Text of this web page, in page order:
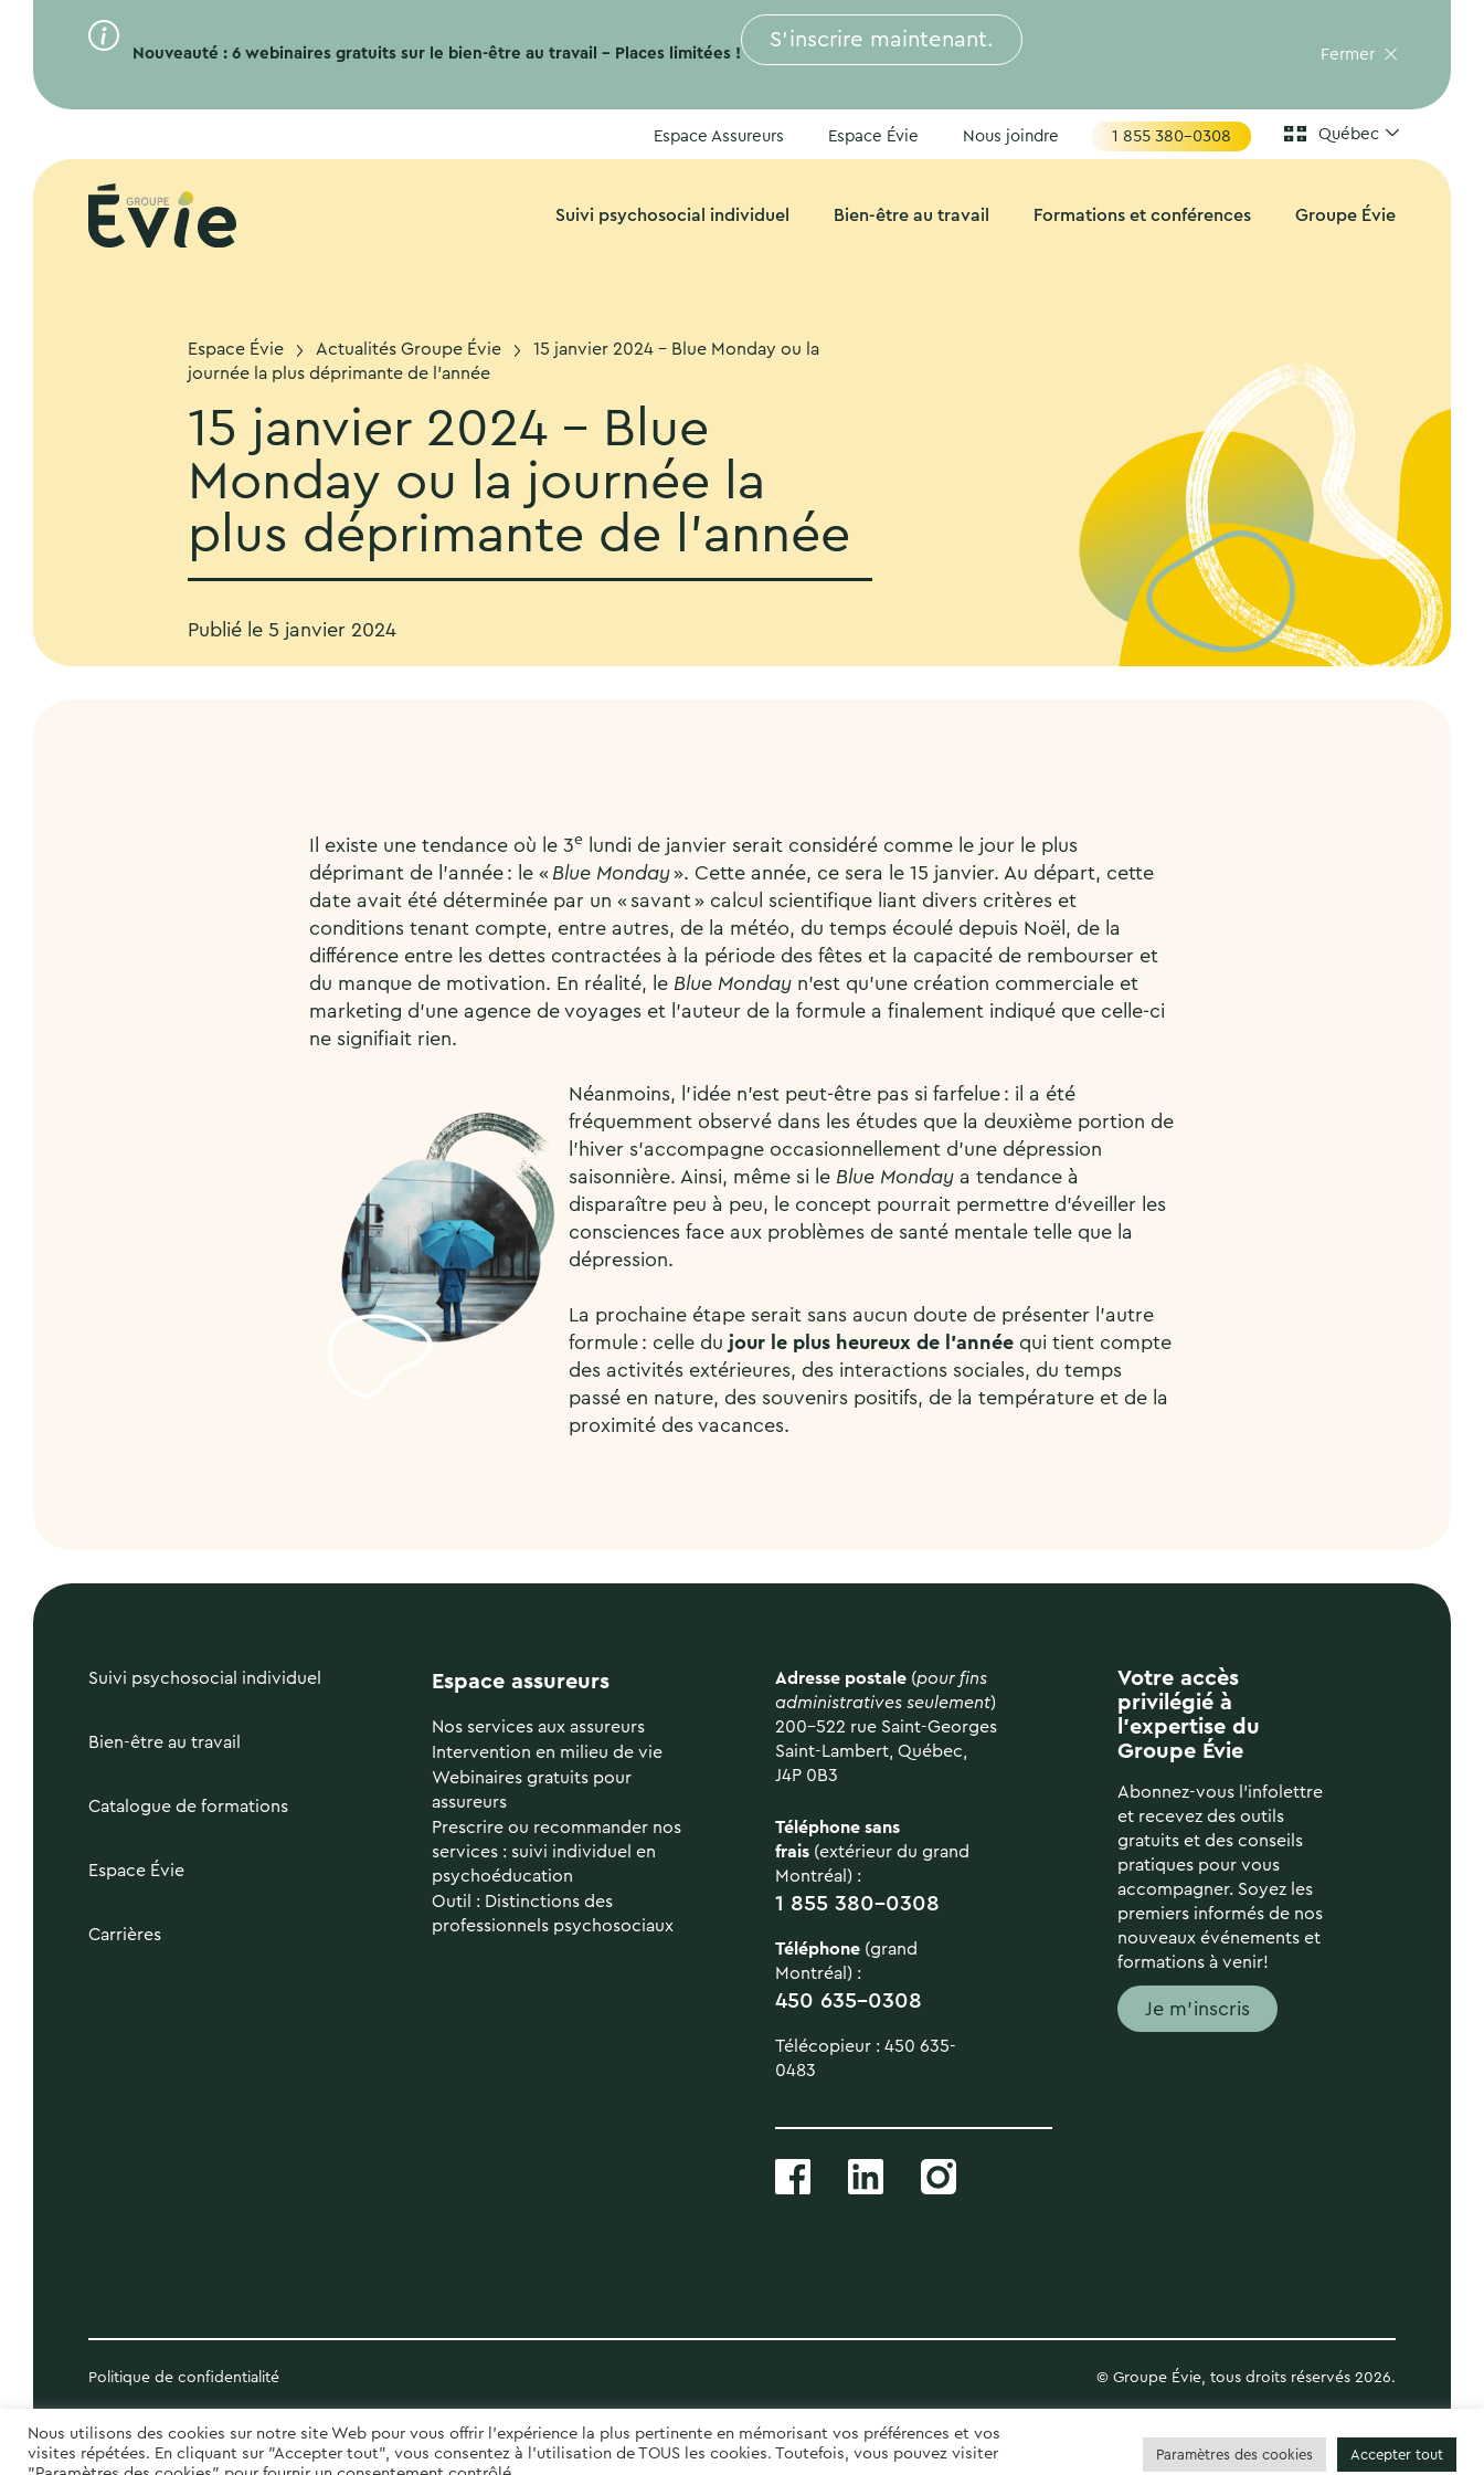
Nouveauté : 6 webinaires gratuits sur le bien-être au travail – Places limitées !
S’inscrire maintenant.
Fermer
Espace Assureurs Espace Évie Nous joindre 1 855 380-0308 Québec
Suivi psychosocial individuel Bien-être au travail Formations et conférences Groupe Évie
Espace Évie Actualités Groupe Évie
15 janvier 2024 – Blue Monday ou la
journée la plus déprimante de l’année
15 janvier 2024 – Blue
Monday ou la journée la
plus déprimante de l’année
Publié le 5 janvier 2024
Il existe une tendance où le 3e
lundi de janvier serait considéré comme le jour le plus
déprimant de l’année : le « Blue Monday ». Cette année, ce sera le 15 janvier. Au départ, cette
date avait été déterminée par un « savant » calcul scientifique liant divers critères et
conditions tenant compte, entre autres, de la météo, du temps écoulé depuis Noël, de la
différence entre les dettes contractées à la période des fêtes et la capacité de rembourser et
du manque de motivation. En réalité, le Blue Monday n’est qu’une création commerciale et
marketing d’une agence de voyages et l’auteur de la formule a finalement indiqué que celle-ci
ne signifiait rien.
Néanmoins, l’idée n’est peut-être pas si farfelue : il a été
fréquemment observé dans les études que la deuxième portion de
l’hiver s’accompagne occasionnellement d’une dépression
saisonnière. Ainsi, même si le Blue Monday a tendance à
disparaître peu à peu, le concept pourrait permettre d’éveiller les
consciences face aux problèmes de santé mentale telle que la
dépression.
La prochaine étape serait sans aucun doute de présenter l’autre
formule : celle du jour le plus heureux de l’année qui tient compte
des activités extérieures, des interactions sociales, du temps
passé en nature, des souvenirs positifs, de la température et de la
proximité des vacances.
Suivi psychosocial individuel
Bien-être au travail
Catalogue de formations
Espace Évie
Carrières
Espace assureurs
Nos services aux assureurs
Intervention en milieu de vie
Webinaires gratuits pour
assureurs
Prescrire ou recommander nos
services : suivi individuel en
psychoéducation
Outil : Distinctions des
professionnels psychosociaux
Adresse postale(pour fins
administratives seulement)
200-522 rue Saint-Georges
Saint-Lambert, Québec,
J4P 0B3
Téléphone sans
frais(extérieur du grand
Montréal) :
1 855 380-0308
Téléphone(grand
Montréal) :
450 635-0308
Télécopieur : 450 635-
0483
Votre accès
privilégié à
l’expertise du
Groupe Évie
Abonnez-vous l’infolettre
et recevez des outils
gratuits et des conseils
pratiques pour vous
accompagner. Soyez les
premiers informés de nos
nouveaux événements et
formations à venir!
Je m'inscris
Politique de confidentialité © Groupe Évie, tous droits réservés 2026.
Nous utilisons des cookies sur notre site Web pour vous offrir l'expérience la plus pertinente en mémorisant vos préférences et vos
visites répétées. En cliquant sur "Accepter tout", vous consentez à l'utilisation de TOUS les cookies. Toutefois, vous pouvez visiter
Paramètres des cookies Accepter tout